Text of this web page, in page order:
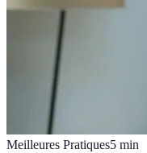
Meilleures Pratiques5 min